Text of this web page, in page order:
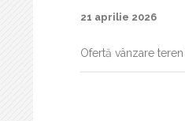
21 aprilie 2026
Ofertă vânzare